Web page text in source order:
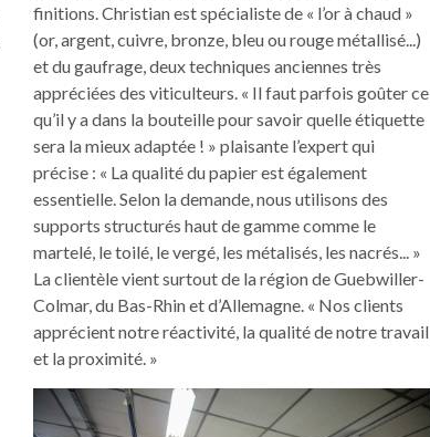
finitions. Christian est spécialiste de « l’or à chaud »
(or, argent, cuivre, bronze, bleu ou rouge métallisé...)
et du gaufrage, deux techniques anciennes très
appréciées des viticulteurs. « Il faut parfois goûter ce
qu’il y a dans la bouteille pour savoir quelle étiquette
sera la mieux adaptée ! » plaisante l’expert qui
précise : « La qualité du papier est également
essentielle. Selon la demande, nous utilisons des
supports structurés haut de gamme comme le
martelé, le toilé, le vergé, les métalisés, les nacrés... »
La clientèle vient surtout de la région de Guebwiller-
Colmar, du Bas-Rhin et d’Allemagne. « Nos clients
apprécient notre réactivité, la qualité de notre travail
et la proximité. »